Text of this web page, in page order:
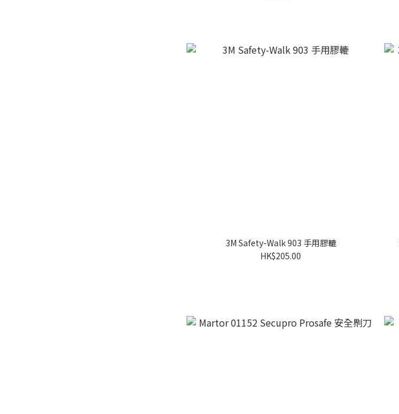
3M Safety-Walk 903 手用膠轆
HK$205.00